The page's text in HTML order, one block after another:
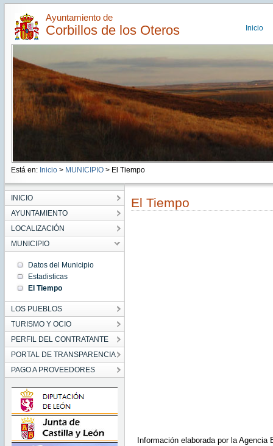
Ayuntamiento de
Corbillos de los Oteros Inicio
Está en: Inicio > MUNICIPIO> El Tiempo
INICIO
AYUNTAMIENTO
LOCALIZACIÓN
MUNICIPIO
Datos del Municipio
Estadisticas
El Tiempo
LOS PUEBLOS
TURISMO Y OCIO
PERFIL DEL CONTRATANTE
PORTAL DE TRANSPARENCIA
PAGO A PROVEEDORES
El Tiempo
Información elaborada por la